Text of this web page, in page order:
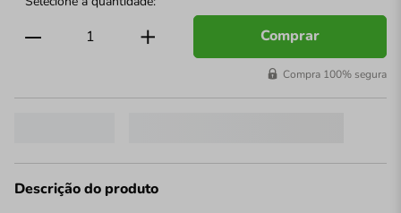
Comprar
Compra 100% segura
Descrição do produto